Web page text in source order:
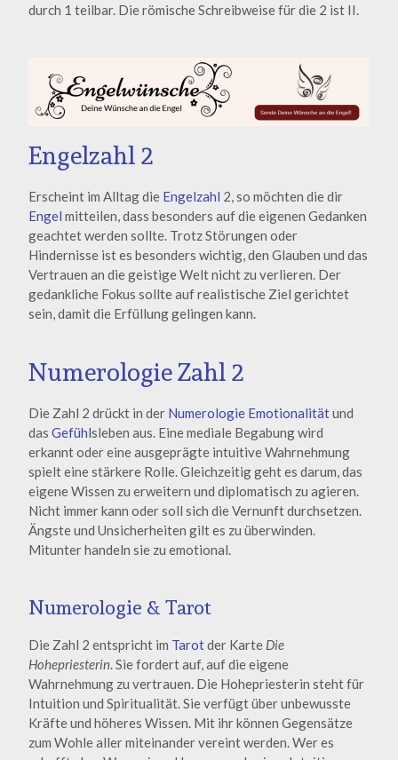
durch 1 teilbar. Die römische Schreibweise für die 2 ist II.
Engelzahl 2
Erscheint im Alltag die Engelzahl 2, so möchten die dir
Engel mitteilen, dass besonders auf die eigenen Gedanken
geachtet werden sollte. Trotz Störungen oder
Hindernisse ist es besonders wichtig, den Glauben und das
Vertrauen an die geistige Welt nicht zu verlieren. Der
gedankliche Fokus sollte auf realistische Ziel gerichtet
sein, damit die Erfüllung gelingen kann.
Numerologie Zahl 2
Die Zahl 2 drückt in der Numerologie Emotionalitätund
das Gefühlsleben aus. Eine mediale Begabung wird
erkannt oder eine ausgeprägte intuitive Wahrnehmung
spielt eine stärkere Rolle. Gleichzeitig geht es darum, das
eigene Wissen zu erweitern und diplomatisch zu agieren.
Nicht immer kann oder soll sich die Vernunft durchsetzen.
Ängste und Unsicherheiten gilt es zu überwinden.
Mitunter handeln sie zu emotional.
Numerologie & Tarot
Die Zahl 2 entspricht im Tarotder Karte Die
Hohepriesterin. Sie fordert auf, auf die eigene
Wahrnehmung zu vertrauen. Die Hohepriesterin steht für
Intuition und Spiritualität. Sie verfügt über unbewusste
Kräfte und höheres Wissen. Mit ihr können Gegensätze
zum Wohle aller miteinander vereint werden. Wer es